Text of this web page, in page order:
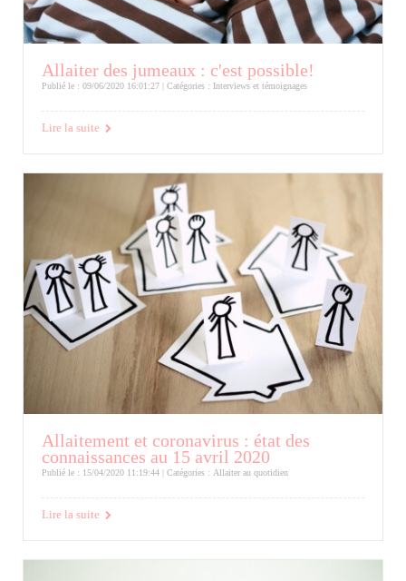
Allaiter des jumeaux : c'est possible!
Publié le : 09/06/2020 16:01:27 | Catégories : Interviews et témoignages
Lire la suite
Allaitement et coronavirus : état des
connaissances au 15 avril 2020
Publié le : 15/04/2020 11:19:44 | Catégories : Allaiter au quotidien
Lire la suite